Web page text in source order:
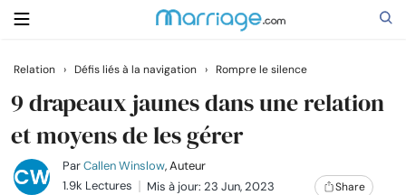
Rechercher
Se marier
Relation › Défis liés à la navigation › Rompre le silence
9 drapeaux jaunes dans une relation
et moyens de les gérer
ParCallen Winslow, Auteur
1.9k Lectures
Mis à jour: 23 Jun, 2023 Share